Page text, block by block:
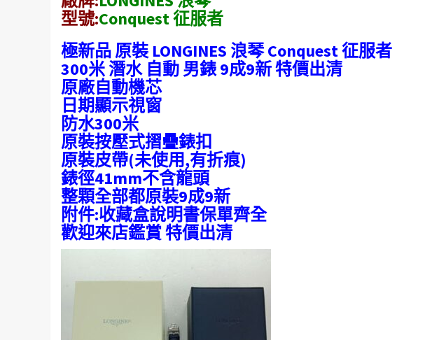
型號:Conquest 征服者
極新品 原裝 LONGINES 浪琴 Conquest 征服者
300米 潛水 自動 男錶 9成9新 特價出清
原廠自動機芯
日期顯示視窗
防水300米
原裝按壓式摺疊錶扣
原裝皮帶(未使用,有折痕)
錶徑41mm不含龍頭
整顆全部都原裝9成9新
附件:收藏盒說明書保單齊全
歡迎來店鑑賞 特價出清